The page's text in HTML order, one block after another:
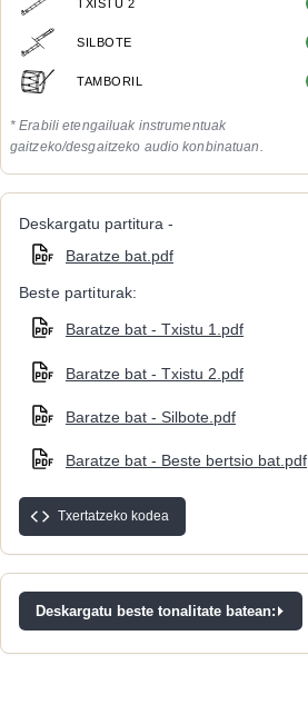
TXISTU 2
SILBOTE
TAMBORIL
* Erabili etengailuak instrumentuak
gaitzeko/desgaitzeko audio konbinatuan.
Deskargatu partitura -
Baratze bat.pdf
Beste partiturak:
Baratze bat - Txistu 1.pdf
Baratze bat - Txistu 2.pdf
Baratze bat - Silbote.pdf
Baratze bat - Beste bertsio bat.pdf
Txertatzeko kodea
Deskargatu beste tonalitate batean: